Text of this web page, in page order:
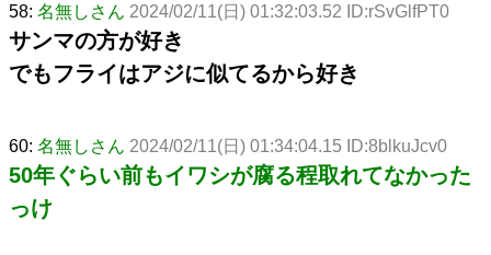
58: 名無しさん 2024/02/11(日) 01:32:03.52 ID:rSvGlfPT0
サンマの方が好き
でもフライはアジに似てるから好き
60: 名無しさん 2024/02/11(日) 01:34:04.15 ID:8blkuJcv0
50年ぐらい前もイワシが腐る程取れてなかった
っけ